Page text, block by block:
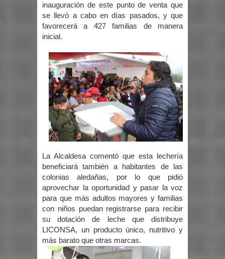
inauguración de este punto de venta que
se llevó a cabo en días pasados, y que
favorecerá a 427 familias de manera
inicial.
La Alcaldesa comentó que esta lechería
beneficiará también a habitantes de las
colonias aledañas, por lo que pidió
aprovechar la oportunidad y pasar la voz
para que más adultos mayores y familias
con niños puedan registrarse para recibir
su dotación de leche que distribuye
LICONSA, un producto único, nutritivo y
más barato que otras marcas.